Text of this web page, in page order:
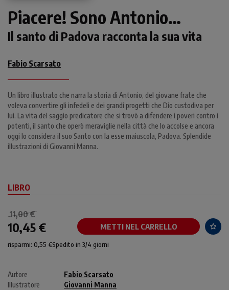
Piacere! Sono Antonio…
Il santo di Padova racconta la sua vita
Fabio Scarsato
Un libro illustrato che narra la storia di Antonio, del giovane frate che
voleva convertire gli infedeli e dei grandi progetti che Dio custodiva per
lui. La vita del saggio predicatore che si trovò a difendere i poveri contro i
potenti, il santo che operò meraviglie nella città che lo accolse e ancora
oggi lo considera il suo Santo con la esse maiuscola, Padova. Splendide
illustrazioni di Giovanni Manna.
LIBRO
11,00 €
10,45 € METTI NEL CARRELLO
risparmi: 0,55 €Spedito in 3/4 giorni
Autore
Fabio Scarsato
Illustratore
Giovanni Manna